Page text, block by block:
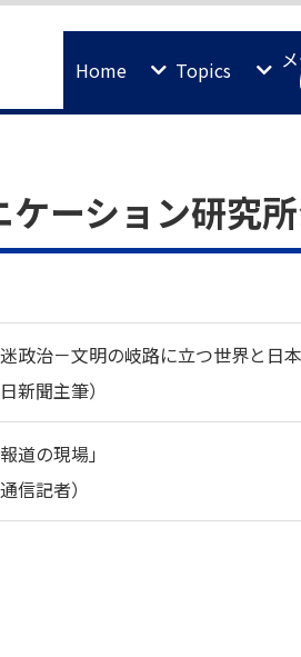
Home Topics
ーション研究
政治－文明の岐路に立つ世界と日本
聞主筆）
道の現場」
記者）